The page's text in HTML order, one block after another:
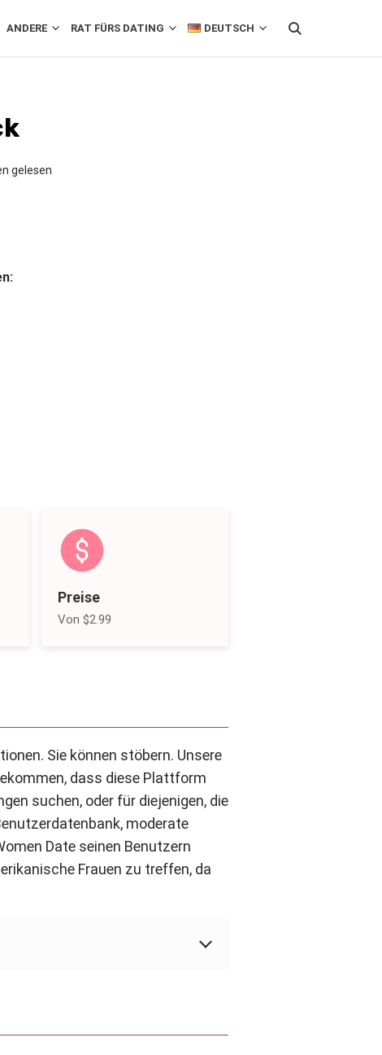
ANDERE RAT FÜRS DATING DEUTSCH
gelesen
Preise
Von $2.99
Sie können stöbern. Unsere
dass diese Plattform
suchen, oder für diejenigen, die
moderate
Date seinen Benutzern
Frauen zu treffen, da